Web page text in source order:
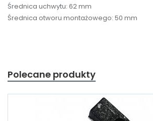
Średnica uchwytu: 62 mm
Średnica otworu montażowego: 50 mm
Polecane produkty